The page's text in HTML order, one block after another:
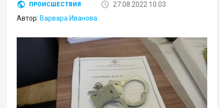
ПРОИСШЕСТВИЯ
27.08.2022 10:03
Автор: Варвара Иванова